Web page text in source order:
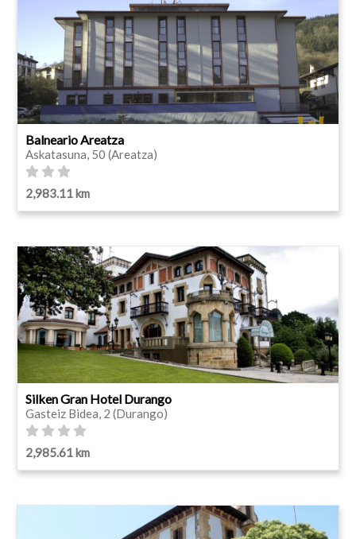
Balneario Areatza
Askatasuna, 50 (Areatza)
2,983.11 km
Silken Gran Hotel Durango
Gasteiz Bidea, 2 (Durango)
2,985.61 km